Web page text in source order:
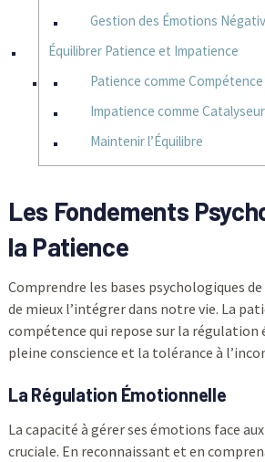
Gestion des Émotions
Équilibrer Patience et Impatience
Patience comme
Impatience comme
Maintenir l’Équilibre
Les Fondements
la Patience
Comprendre les bases psychologiques
de mieux l’intégrer dans notre vie. La
compétence qui repose sur la
pleine conscience et la tolérance à
La Régulation Émotionnelle
La capacité à gérer ses émotions face
cruciale. En reconnaissant et en